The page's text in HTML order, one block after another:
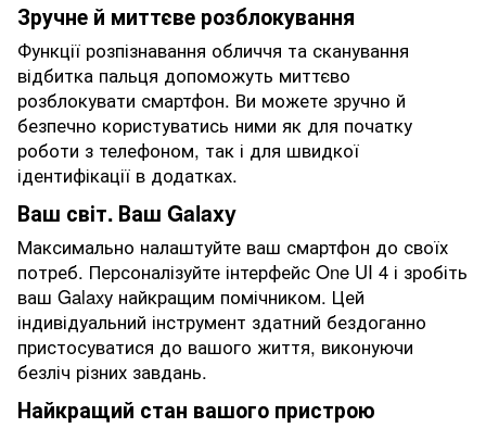
Зручне й миттєве розблокування
Функції розпізнавання обличчя та сканування
відбитка пальця допоможуть миттєво
розблокувати смартфон. Ви можете зручно й
безпечно користуватись ними як для початку
роботи з телефоном, так і для швидкої
ідентифікації в додатках.
Ваш світ. Ваш Galaxy
Максимально налаштуйте ваш смартфон до своїх
потреб. Персоналізуйте інтерфейс One UI 4 і зробіть
ваш Galaxy найкращим помічником. Цей
індивідуальний інструмент здатний бездоганно
пристосуватися до вашого життя, виконуючи
безліч різних завдань.
Найкращий стан вашого пристрою